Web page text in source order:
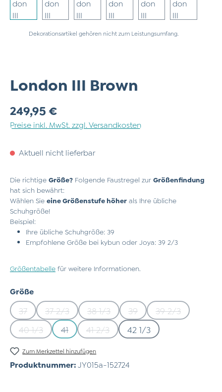
Dekorationsartikel gehören nicht zum Leistungsumfang.
London III Brown
Regulärer Preis:
249,95 €
Preise inkl. MwSt. zzgl. Versandkosten
Aktuell nicht lieferbar
Die richtige Größe? Folgende Faustregel zur Größenfindung
hat sich bewährt:
Wählen Sie eine Größenstufe höher als Ihre übliche
Schuhgröße!
Beispiel:
Ihre übliche Schuhgröße: 39
Empfohlene Größe bei kybun oder Joya: 39 2/3
Größentabelle für weitere Informationen.
Größeauswählen
37(Diese Option ist zurzeit nicht verfügbar.)
37 2/3(Diese Option ist zurzeit nicht verfügbar.)
38 1/3(Diese Option ist zurzeit nicht
39(Diese Option ist zurzeit
39 2/3(Diese Option
40 1/3(Diese Option ist zurzeit nicht verfügbar.)
41(Diese Option ist zurzeit nicht verfügbar.)
41 2/3(Diese Option ist zurzeit nicht
42 1/3
Zum Merkzettel hinzufügen
Produktnummer: JY015a-152724